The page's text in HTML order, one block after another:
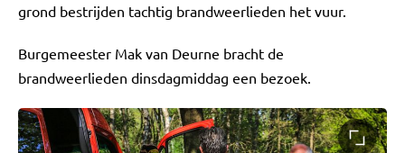
grond bestrijden tachtig brandweerlieden het vuur.
Burgemeester Mak van Deurne bracht de
brandweerlieden dinsdagmiddag een bezoek.